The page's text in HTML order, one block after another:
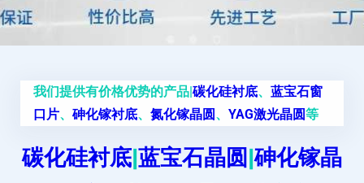
我们提供有价格优势的产品|碳化硅衬底、 蓝宝石窗
口片、 砷化镓衬底、 氮化镓晶圆、 YAG激光晶圆等
碳化硅衬底|蓝宝石晶圆|砷化镓晶